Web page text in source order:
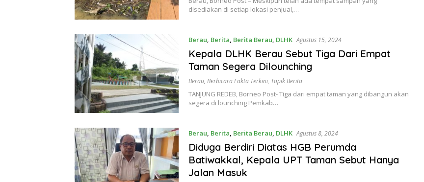
disediakan di setiap lokasi penjual,…
Berau, Berita, Berita Berau, DLHK Agustus 15, 2024
Kepala DLHK Berau Sebut Tiga Dari Empat
Taman Segera Dilounching
Berau, Berbicara Fakta Terkini, Topik Berita
TANJUNG REDEB, Borneo Post- Tiga dari empat taman yang dibangun akan
segera di lounching Pemkab…
Berau, Berita, Berita Berau, DLHK Agustus 8, 2024
Diduga Berdiri Diatas HGB Perumda
Batiwakkal, Kepala UPT Taman Sebut Hanya
Jalan Masuk